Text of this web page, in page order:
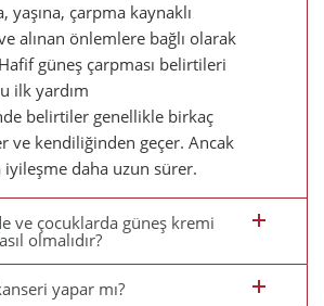
çarpma kaynaklı
alınan önlemlere bağlı olarak
güneş çarpması belirtileri
ilk yardım
belirtiler genellikle birkaç
ve kendiliğinden geçer. Ancak
daha uzun sürer.
ve çocuklarda güneş kremi
olmalıdır?
yapar mı?